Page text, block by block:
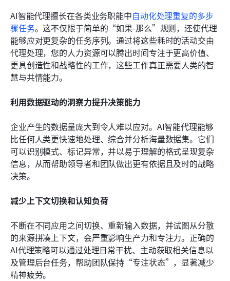
AI智能代理擅长在各类业务职能中自动化处理重复的多步
骤任务。这不仅限于简单的“如果-那么”规则，还使代理
能够应对更复杂的任务序列。通过将这些耗时的活动交由
代理处理，您的人力资源可以腾出时间专注于更高价值、
更具创造性和战略性的工作，这些工作真正需要人类的智
慧与共情能力。
利用数据驱动的洞察力提升决策能力
企业产生的数据量庞大到令人难以应对。AI智能代理能够
比任何人类更快速地处理、综合并分析海量数据集。它们
可以识别模式、标记异常，并以易于理解的格式呈现复杂
信息，从而帮助领导者和团队做出更有依据且及时的战略
决策。
减少上下文切换和认知负荷
不断在不同应用之间切换、重新输入数据，并试图从分散
的来源拼凑上下文，会严重影响生产力和专注力。正确的
AI代理策略可以通过处理日常干扰、主动获取相关信息以
及管理后台任务，帮助团队保持“专注状态”，显著减少
精神疲劳。